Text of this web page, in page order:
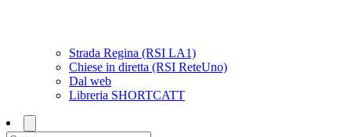
Strada Regina (RSI LA1)
Chiese in diretta (RSI ReteUno)
Dal web
Libreria SHORTCATT